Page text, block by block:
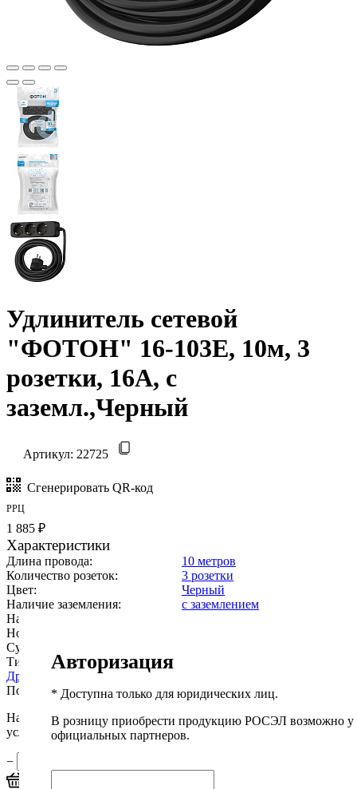
Удлинитель сетевой
"ФОТОН" 16-103Е, 10м, 3
розетки, 16А, с
заземл.,Черный
Артикул: 22725
Сгенерировать QR-код
РРЦ
1 885 ₽
Характеристики
Длина провода:
10 метров
Количество розеток:
3 розетки
Цвет:
Черный
Наличие заземления:
с заземлением
Наличие выключателя:
Номинальный ток, А:
Суммарная мощность, Вт:
Тип провода:
Другие характеристики
Подробнее
Наши менеджеры обязательно свяжутся вами и уточнят
условия заказа.
−
Авторизация
* Доступна только для юридических лиц.
В розницу приобрести продукцию РОСЭЛ возможно у
официальных партнеров.